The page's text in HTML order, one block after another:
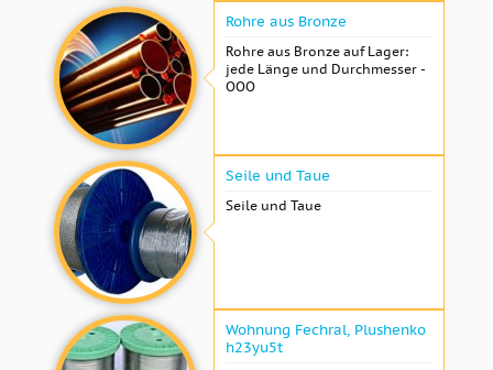
Rohre aus Bronze
Rohre aus Bronze auf Lager:
jede Länge und Durchmesser -
OOO
Seile und Taue
Seile und Taue
Wohnung Fechral, ​​Plushenko
h23yu5t